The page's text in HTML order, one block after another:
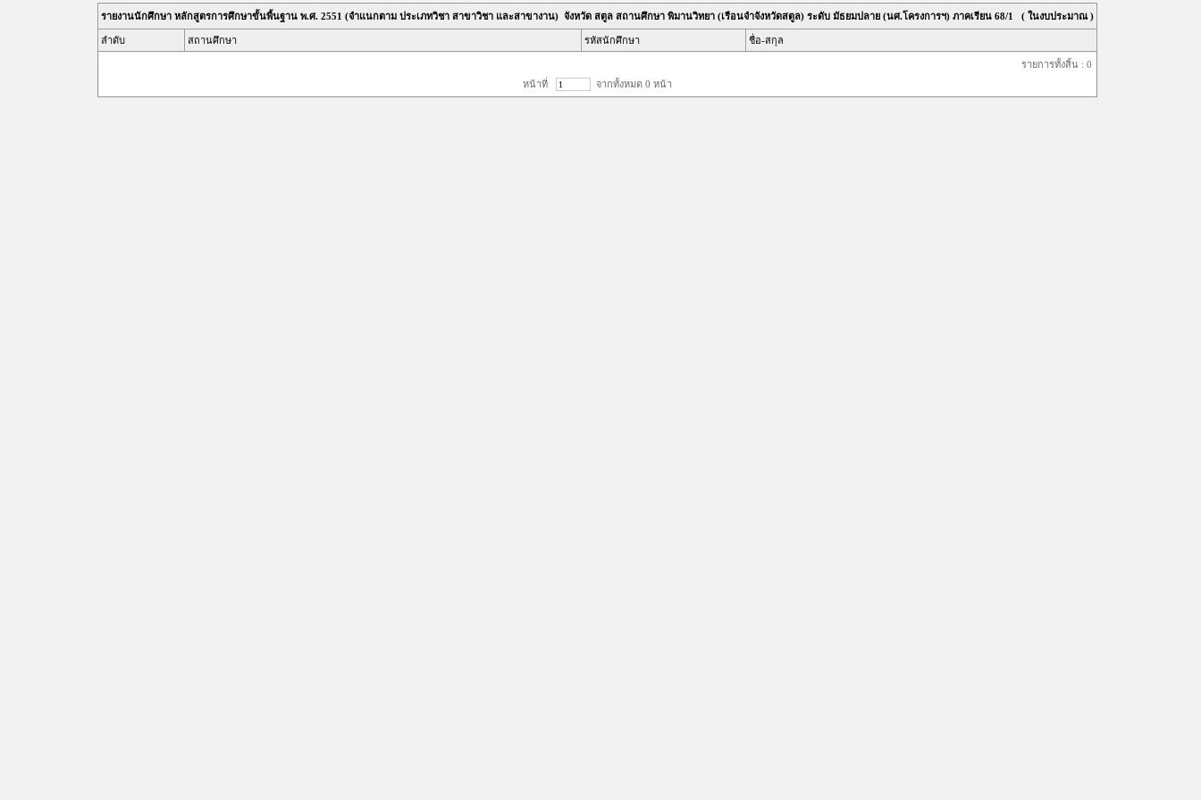
รายงานนักศึกษา หลักสูตรการศึกษาขั้นพื้นฐาน พ.ศ. 2551 (จำแนกตาม ประเภทวิชา สาขาวิชา และสาขางาน) จังหวัด สตูล สถานศึกษา พิมานวิทยา (เรือนจำจังหวัดสตูล) ระดับ มัธยมปลาย (นศ.โครงการฯ) ภาคเรียน 68/1 ( ในงบประมาณ )
ลำดับ สถานศึกษา รหัสนักศึกษา ชื่อ-สกุล
รายการทั้งสิ้น : 0
หน้าที่
จากทั้งหมด 0 หน้า